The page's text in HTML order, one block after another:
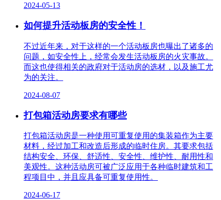
2024-05-13
如何提升活动板房的安全性！
不过近年来，对于这样的一个活动板房也曝出了诸多的
问题，如安全性上，经常会发生活动板房的火灾事故。
而这也使得相关的政府对于活动房的选材，以及施工尤
为的关注。
2024-08-07
打包箱活动房要求有哪些
打包箱活动房是一种使用可重复使用的集装箱作为主要
材料，经过加工和改造后形成的临时住房。其要求包括
结构安全、环保、舒适性、安全性、维护性、耐用性和
美观性。这种活动房可被广泛应用于各种临时建筑和工
程项目中，并且应具备可重复使用性。
2024-06-17